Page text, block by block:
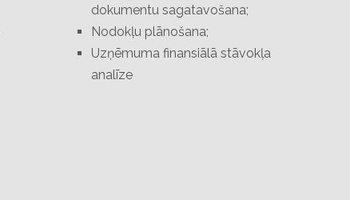
dokumentu sagatavošana;
Nodokļu plānošana;
Uzņēmuma finansiālā stāvokļa
analīze